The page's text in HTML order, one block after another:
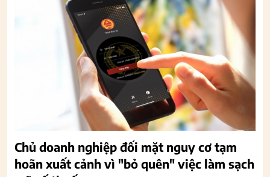
Chủ doanh nghiệp đối mặt nguy cơ tạm
hoãn xuất cảnh vì "bỏ quên" việc làm sạch